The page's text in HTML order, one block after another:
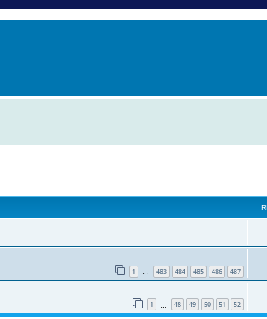
1 … 483 484 485 486 487
1 48 49 50 51 52